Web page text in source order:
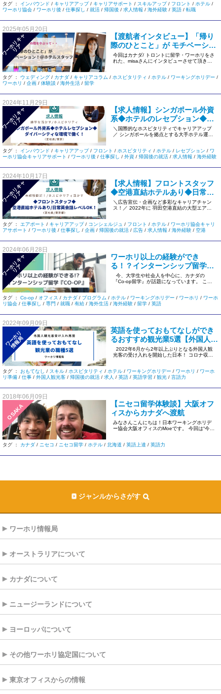
タグ ： インバウンド / キャリアアップ/ キャリアサポート / スキルアップ/ フロント / ホテル /
ワーホリ協会 / ワーホリ後 / 仕事探し / 就活 / 帰国後 / 求人情報 / 海外経験 / 英語 / 転職
2025年05月20日
ワ
ー
ホ
リ
キ
ャ
リ
ア
【渡航者インタビュー】「帰り
際のひとこと」が モチベーショ
ン！＠ホテルスタッフ
今回はカナダ/ トロントに留学・ワーホリをさ
れた、misaさんにインタビューさせて頂きま
タグ ： ウェディング / カナダ / キャリアコラム / ホスピタリティ / ホテル / ワーキングホリデー /
ワーホリ / 企画 / 体験談 / 海外生活 / 留学
2024年11月29日
ワ
ー
ホ
リ
キ
ャ
リ
ア
【求人情報】シンガポール外資
系◆ホテルのレセプション◆ダイ
バーシティな環境で働く！＜東
京/正社員＞#971
＼国際的なホスピタリティでキャリアアップ
／ シンガポールを拠点とする大手ホテル運営
タグ ： インバウンド / キャリアアップ/ フロント / ホスピタリティ / ホテル / レセプション / ワ
ーホリ協会キャリアサポート / ワーホリ後 / 仕事探し / 外資 / 帰国後の就活 / 求人情報 / 海外経験
2024年10月17日
ワ
ー
ホ
リ
キ
ャ
リ
ア
【求人情報】フロントスタッフ
◆空港直結ホテルあり◆日常英会
話レベルOK！＜東京/正社員＞
#934
＼広告宣伝・企画など多彩なキャリアチャン
ス！／ 2022年に 羽田空港直結の大型エアポ
タグ ： エアポート / キャリアアップ/ コンシェルジュ / フロント / ホテル / ワーホリ協会キャリ
アサポート / ワーホリ後 / 仕事探し / 企画 / 帰国後の就活 / 広告 / 求人情報 / 海外経験 / 空港
2024年06月28日
ワ
ー
ホ
リ
キ
ャ
リ
ア
ワーホリ以上の経験ができ
る！？インターンシップ留学
『Co-op』
今、大学生や社会人を中心に、カナダの
『Co-op留学』が話題になっています。 この
タグ ： Co-op / オフィス / カナダ / プログラム / ホテル / ワーキングホリデー / ワーホリ / ワーホ
リ協会 / 仕事探し / 専門 / 就職 / 有給 / 海外生活 / 海外経験 / 留学 / 英語
2022年09月09日
ワーホリ
情報局
英語を使っておもてなしができ
るおすすめ観光業5選【外国人観
光客受け入れ再開！】
2022年6月から2年以上ぶりとなる外国人観
光客の受け入れを開始した日本！ コロナ収束
タグ ： おもてなし / スキル / ホスピタリティ / ホテル / ワーキングホリデー / ワーホリ / ワーホ
リ準備 / 仕事 / 外国人観光客 / 帰国後の就活 / 求人 / 英語 / 英語学習 / 観光 / 言語力
2018年06月09日
OSAKA
【ニセコ留学体験談】大阪オフ
ィスからカナダへ渡航
みなさんこんにちは！日本ワーキングホリデ
ー協会大阪オフィスのMoeです。 今回は“今話
タグ ： カナダ / ニセコ / ニセコ留学 / ホテル / 北海道 / 英語上達 / 英語力
ジャンルからさがす
ワーホリ情報局
オーストラリアについて
カナダについて
ニュージーランドについて
ヨーロッパについて
その他ワーホリ協定国について
東京オフィスからの情報